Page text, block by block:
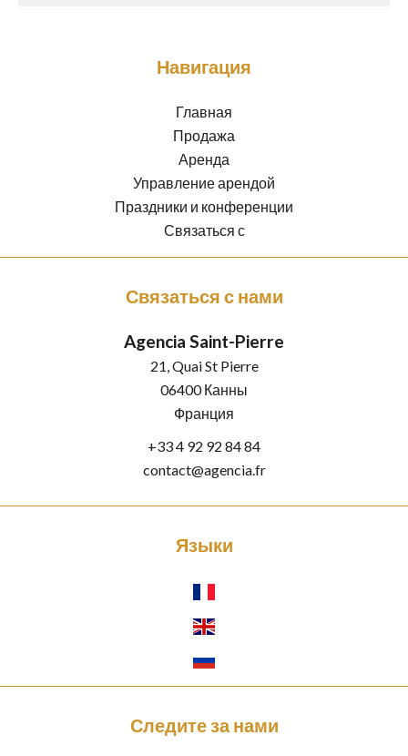
Навигация
Главная
Продажа
Аренда
Управление арендой
Праздники и конференции
Связаться с
Связаться с нами
Agencia Saint-Pierre
21, Quai St Pierre
06400Канны
Франция
+33 4 92 92 84 84
contact@agencia.fr
Языки
Следите за нами